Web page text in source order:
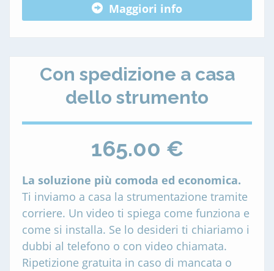
Maggiori info
Con spedizione a casa
dello strumento
165.00 €
La soluzione più comoda ed economica.
Ti inviamo a casa la strumentazione tramite
corriere. Un video ti spiega come funziona e
come si installa. Se lo desideri ti chiariamo i
dubbi al telefono o con video chiamata.
Ripetizione gratuita in caso di mancata o